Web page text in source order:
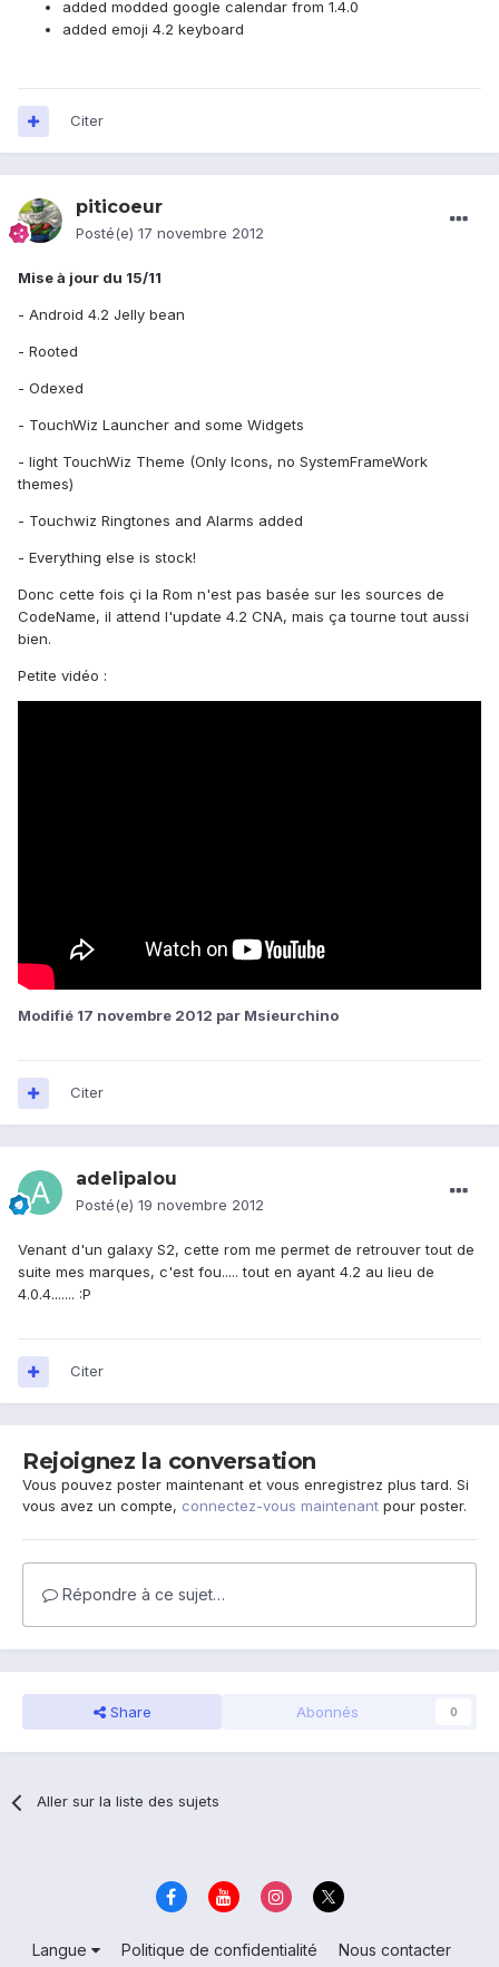
added modded google calendar from 1.4.0
added emoji 4.2 keyboard
Citer
piticoeur
Posté(e) 17 novembre 2012
Mise à jour du 15/11
- Android 4.2 Jelly bean
- Rooted
- Odexed
- TouchWiz Launcher and some Widgets
- light TouchWiz Theme (Only Icons, no SystemFrameWork
themes)
- Touchwiz Ringtones and Alarms added
- Everything else is stock!
Donc cette fois çi la Rom n'est pas basée sur les sources de
CodeName, il attend l'update 4.2 CNA, mais ça tourne tout aussi
bien.
Petite vidéo :
Modifié 17 novembre 2012 par Msieurchino
Citer
adelipalou
Posté(e) 19 novembre 2012
Venant d'un galaxy S2, cette rom me permet de retrouver tout de
suite mes marques, c'est fou..... tout en ayant 4.2 au lieu de
4.0.4....... :P
Citer
Rejoignez la conversation
Vous pouvez poster maintenant et vous enregistrez plus tard. Si
vous avez un compte, connectez-vous maintenant pour poster.
Répondre à ce sujet…
Share Abonnés 0
Aller sur la liste des sujets
Langue Politique de confidentialité
Nous contacter